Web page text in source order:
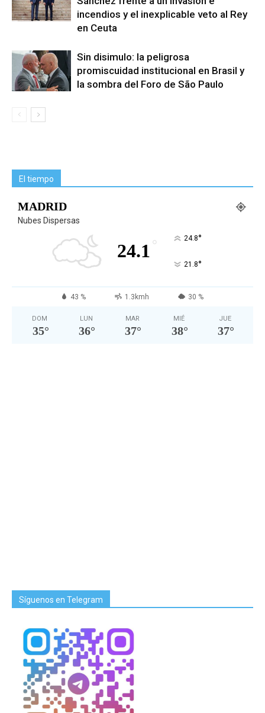
incendios y el inexplicable veto al Rey
en Ceuta
Sin disimulo: la peligrosa
promiscuidad institucional en Brasil y
la sombra del Foro de São Paulo
El tiempo
MADRID
Nubes Dispersas
24.1 ° 24.8°
21.8°
43 % 1.3kmh 30 %
DOM
35°
LUN
36°
MAR
37°
MIÉ
38°
JUE
37°
Síguenos en Telegram